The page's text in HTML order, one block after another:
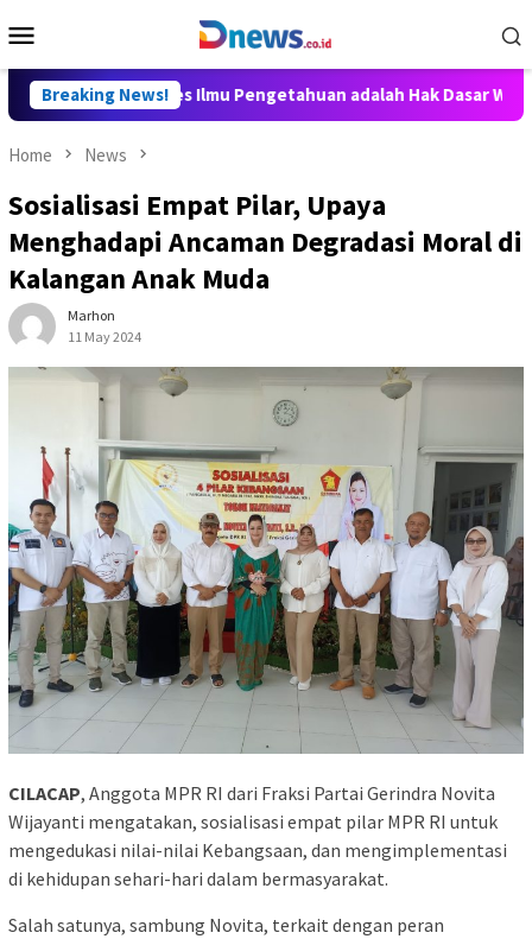
to
Menu
Breaking News!
Akses Ilmu Pengetahuan adalah Hak Dasar Warga Negara
Home News
Sosialisasi Empat Pilar, Upaya
Menghadapi Ancaman Degradasi Moral di
Kalangan Anak Muda
Marhon
11 May 2024
CILACAP, Anggota MPR RI dari Fraksi Partai Gerindra Novita
Wijayanti mengatakan, sosialisasi empat pilar MPR RI untuk
mengedukasi nilai-nilai Kebangsaan, dan mengimplementasi
di kehidupan sehari-hari dalam bermasyarakat.
Salah satunya, sambung Novita, terkait dengan peran